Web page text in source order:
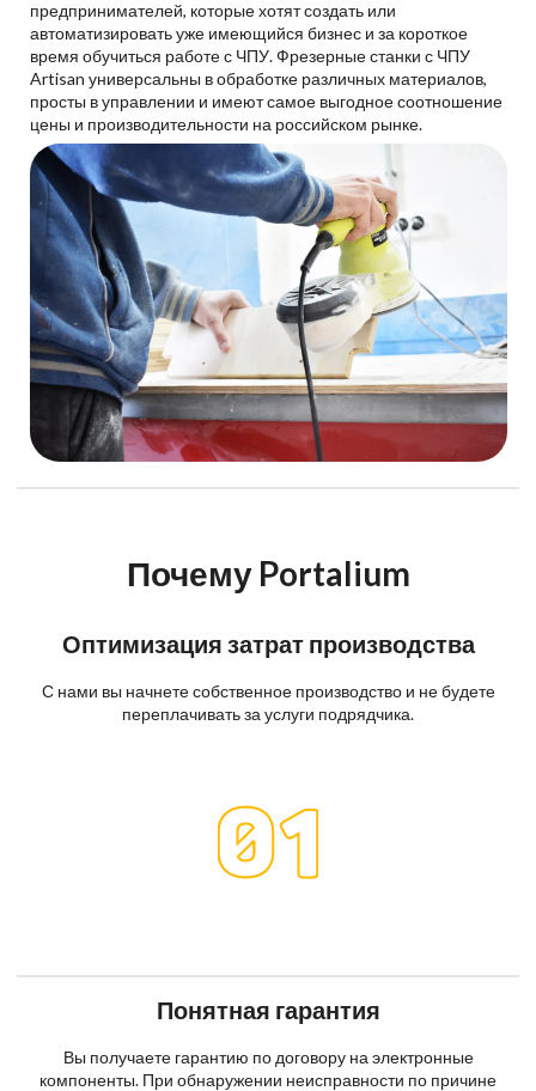
предпринимателей, которые хотят создать или
автоматизировать уже имеющийся бизнес и за короткое
время обучиться работе с ЧПУ. Фрезерные станки с ЧПУ
Artisan универсальны в обработке различных материалов,
просты в управлении и имеют самое выгодное соотношение
цены и производительности на российском рынке.
Почему Portalium
Оптимизация затрат производства
С нами вы начнете собственное производство и не будете
переплачивать за услуги подрядчика.
Понятная гарантия
Вы получаете гарантию по договору на электронные
компоненты. При обнаружении неисправности по причине